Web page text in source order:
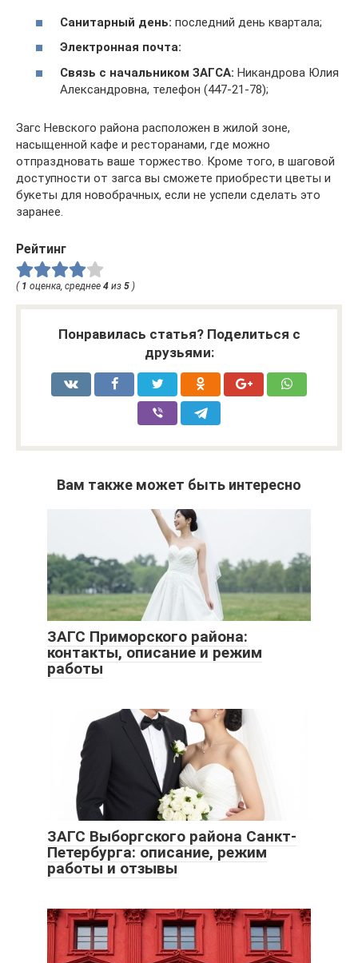
Санитарный день: последний день квартала;
Электронная почта:
Связь с начальником ЗАГСА: Никандрова Юлия
Александровна, телефон (447-21-78);
Загс Невского района расположен в жилой зоне,
насыщенной кафе и ресторанами, где можно
отпраздновать ваше торжество. Кроме того, в шаговой
доступности от загса вы сможете приобрести цветы и
букеты для новобрачных, если не успели сделать это
заранее.
Рейтинг
( 1 оценка, среднее 4 из 5 )
Понравилась статья? Поделиться с
друзьями:
Вам также может быть интересно
ЗАГС Приморского района:
контакты, описание и режим
работы
ЗАГС Выборгского района Санкт-
Петербурга: описание, режим
работы и отзывы